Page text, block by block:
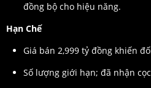
đồng bộ cho hiệu năng.
Hạn Chế
Giá bán 2,999 tỷ đồng khiến
Số lượng giới hạn; đã nhận